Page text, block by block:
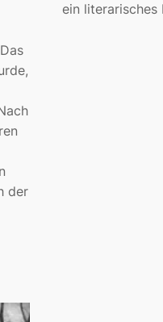
der
ein literarisches